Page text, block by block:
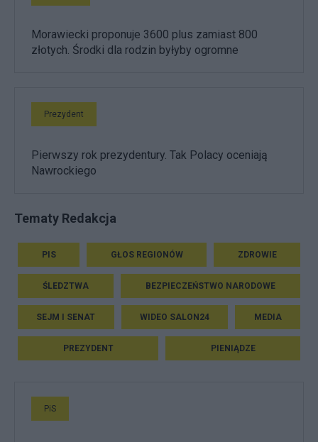
Morawiecki proponuje 3600 plus zamiast 800
złotych. Środki dla rodzin byłyby ogromne
Prezydent
Pierwszy rok prezydentury. Tak Polacy oceniają
Nawrockiego
Tematy Redakcja
PIS GŁOS REGIONÓW ZDROWIE
ŚLEDZTWA BEZPIECZEŃSTWO NARODOWE
SEJM I SENAT WIDEO SALON24 MEDIA
PREZYDENT PIENIĄDZE
PiS